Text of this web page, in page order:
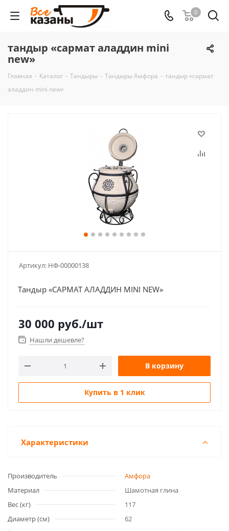
0
тандыр «сармат аладдин mini
new»
Главная - Каталог - Тандыры - Тандыры Амфора - тандыр «сармат
аладдин mini new»
Артикул: НФ-00000138
Тандыр «САРМАТ АЛАДДИН MINI NEW»
30 000 руб./шт
Нашли дешевле?
В корзину
Купить в 1 клик
Характеристики
Производитель
Амфора
Материал
Шамотная глина
Вес (кг)
117
Диаметр (см)
62